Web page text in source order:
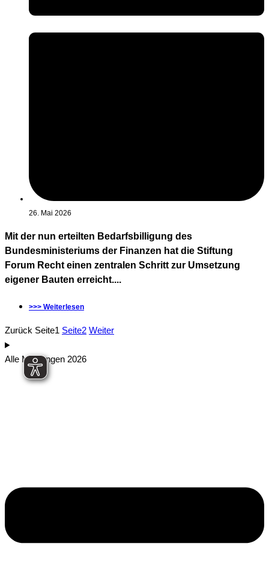
26. Mai 2026
Mit der nun erteilten Bedarfsbilligung des
Bundesministeriums der Finanzen hat die Stiftung
Forum Recht einen zentralen Schritt zur Umsetzung
eigener Bauten erreicht....
>>> Weiterlesen
Zurück Seite1 Seite2 Weiter
Alle Meldungen 2026